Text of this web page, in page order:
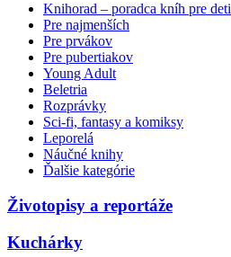
Knihorad – poradca kníh pre deti
Pre najmenších
Pre prvákov
Pre pubertiakov
Young Adult
Beletria
Rozprávky
Sci-fi, fantasy a komiksy
Leporelá
Náučné knihy
Ďalšie kategórie
Životopisy a reportáže
Kuchárky